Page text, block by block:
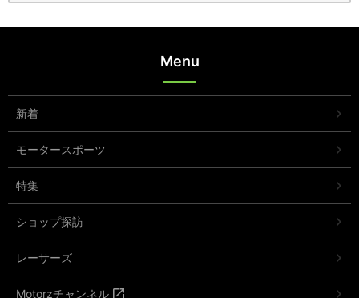
Menu
新着
モータースポーツ
特集
ショップ探訪
レーサーズ
Motorzチャンネル